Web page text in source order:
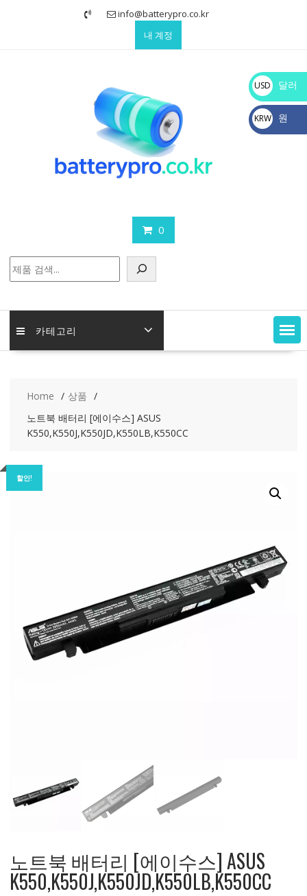
info@batterypro.co.kr
내 계정
0
색
카테고리
Home
상품
노트북 배터리 [에이수스] ASUS
K550,K550J,K550JD,K550LB,K550CC
할인!
노트북 배터리 [에이수스] ASUS
K550,K550J,K550JD,K550LB,K550CC
USD
$
달러
KRW
₩
원